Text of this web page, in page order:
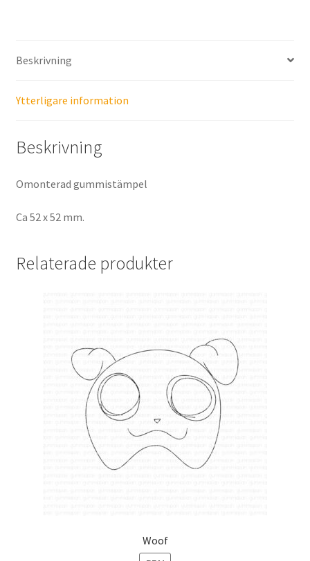
Beskrivning
Ytterligare information
Beskrivning
Omonterad gummistämpel
Ca 52 x 52 mm.
Relaterade produkter
Woof